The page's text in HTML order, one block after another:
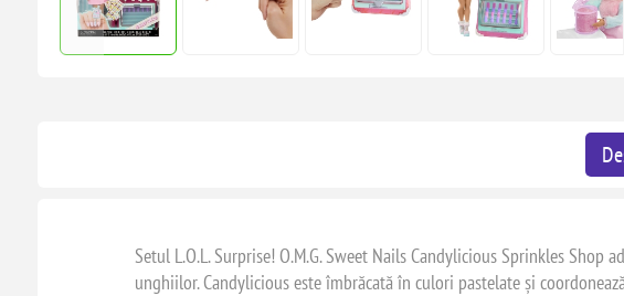
Setul L.O.L. Surprise! O.M.G. Sweet Nails Candylicious Sprinkles
unghiilor. Candylicious este îmbrăcată în culori pastelate și